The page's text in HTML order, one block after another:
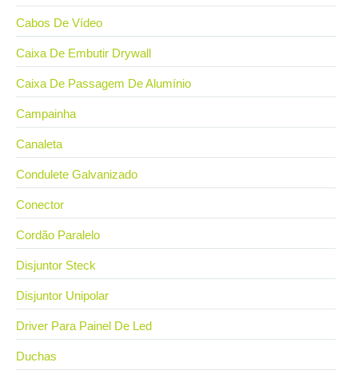
Cabos De Vídeo
Caixa De Embutir Drywall
Caixa De Passagem De Alumínio
Campainha
Canaleta
Condulete Galvanizado
Conector
Cordão Paralelo
Disjuntor Steck
Disjuntor Unipolar
Driver Para Painel De Led
Duchas